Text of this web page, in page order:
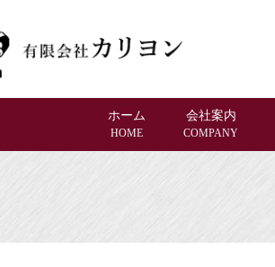
ホーム
HOME
会社案内
COMPANY